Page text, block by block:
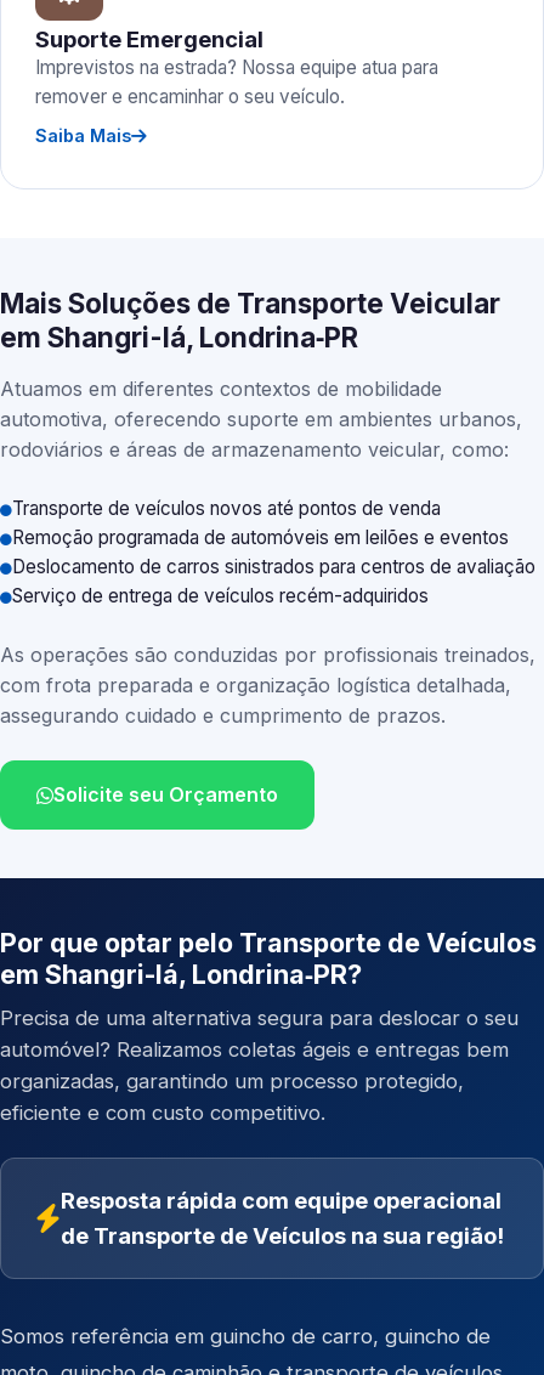
Suporte Emergencial
Imprevistos na estrada? Nossa equipe atua para
remover e encaminhar o seu veículo.
Saiba Mais
Mais Soluções de Transporte Veicular
em Shangri-lá, Londrina‑PR
Atuamos em diferentes contextos de mobilidade
automotiva, oferecendo suporte em ambientes urbanos,
rodoviários e áreas de armazenamento veicular, como:
Transporte de veículos novos até pontos de venda
Remoção programada de automóveis em leilões e eventos
Deslocamento de carros sinistrados para centros de avaliação
Serviço de entrega de veículos recém-adquiridos
As operações são conduzidas por profissionais treinados,
com frota preparada e organização logística detalhada,
assegurando cuidado e cumprimento de prazos.
Solicite seu Orçamento
Por que optar pelo Transporte de Veículos
em Shangri-lá, Londrina‑PR?
Precisa de uma alternativa segura para deslocar o seu
automóvel? Realizamos coletas ágeis e entregas bem
organizadas, garantindo um processo protegido,
eficiente e com custo competitivo.
Resposta rápida com equipe operacional
de Transporte de Veículos na sua região!
Somos referência em guincho de carro, guincho de